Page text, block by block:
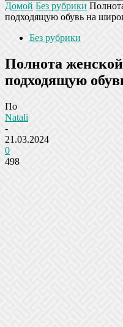
Домой Без рубрики
подходящую обувь на
Без рубрики
Полнота
подходящую
По
Natali
-
21.03.2024
0
498